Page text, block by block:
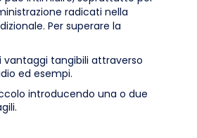
radicati nella
Per superare la
vantaggi tangibili attraverso
ed esempi.
introducendo una o due